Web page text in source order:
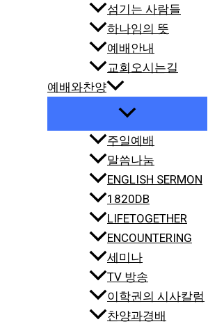
섬기는 사람들
하나임의 뜻
예배안내
교회오시는길
예배와찬양
주일예배
말씀나눔
ENGLISH SERMON
1820DB
LIFETOGETHER
ENCOUNTERING
세미나
TV 방송
이학권의 시사칼럼
찬양과경배